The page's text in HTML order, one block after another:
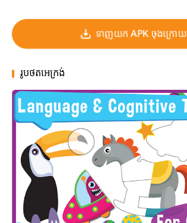
ទាញយក APK ចុងក្រោយ
រូបថតអេក្រង់